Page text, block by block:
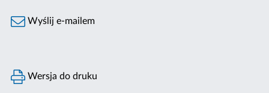
Wyślij e-mailem
Wersja do druku